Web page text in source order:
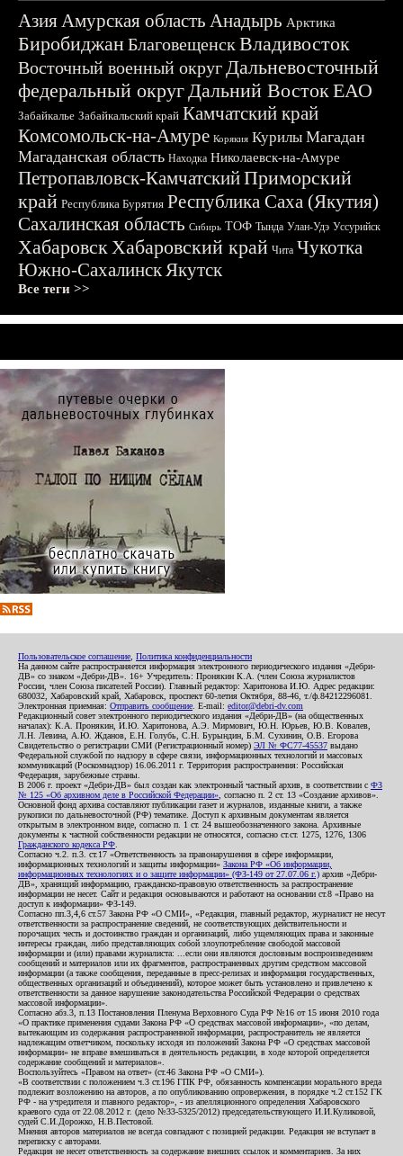
АзияАмурская область Анадырь Арктика
БиробиджанБлаговещенскВладивосток
Восточный военный округДальневосточный
федеральный округДальний ВостокЕАО
Забайкалье Забайкальский край Камчатский край
Комсомольск-на-Амуре Корякия Курилы Магадан
Магаданская область Находка Николаевск-на-Амуре
Петропавловск-КамчатскийПриморский
край Республика Бурятия Республика Саха (Якутия)
Сахалинская область Сибирь ТОФ Тында Улан-Удэ Уссурийск
ХабаровскХабаровский край Чита Чукотка
Южно-СахалинскЯкутск
Все теги >>
Пользовательское соглашение Политика конфиденциальности
На данном сайте распространяется информация электронного периодического издания «Дебри-
ДВ» со знаком «Дебри-ДВ». 16+ Учредитель: Пронякин К.А. (член Союза журналистов
России, член Союза писателей России). Главный редактор: Харитонова И.Ю. Адрес редакции:
680032, Хабаровский край, Хабаровск, проспект 60-летия Октября, 88-46, т./ф.84212296081.
Электронная приемная: Отправить сообщение . E-mail: editor@debri-dv.com
Редакционный совет электронного периодического издания «Дебри-ДВ» (на общественных
началах): К.А. Пронякин, И.Ю. Харитонова, А.Э. Мирмович, Ю.Н. Юрьев, Ю.В. Ковалев,
Л.Н. Левина, А.Ю. Жданов, Е.Н. Голубь, С.Н. Бурындин, Б.М. Сухинин, О.В. Егорова
Свидетельство о регистрации СМИ (Регистрационный номер) ЭЛ № ФС77-45537 выдано
Федеральной службой по надзору в сфере связи, информационных технологий и массовых
коммуникаций (Роскомнадзор) 16.06.2011 г. Территория распространения: Российская
Федерация, зарубежные страны.
В 2006 г. проект «Дебри-ДВ» был создан как электронный частный архив, в соответствии с ФЗ
№ 125 «Об архивном деле в Российской Федерации» , согласно п. 2 ст. 13 «Создание архивов».
Основной фонд архива составляют публикации газет и журналов, изданные книги, а также
рукописи по дальневосточной (РФ) тематике. Доступ к архивным документам является
открытым в электронном виде, согласно п. 1 ст. 24 вышеобозначенного закона. Архивные
документы к частной собственности редакции не относятся, согласно ст.ст. 1275, 1276, 1306
Гражданского кодекса РФ
Согласно ч.2. п.3. ст.17 «Ответственность за правонарушения в сфере информации,
информационных технологий и защиты информации» Закона РФ «Об информации,
информационных технологиях и о защите информации» (ФЗ-149 от 27.07.06 г.) архив «Дебри-
ДВ», хранящий информацию, гражданско-правовую ответственность за распространение
информации не несет. Сайт и редакция основываются и работают на основании ст.8 «Право на
доступ к информации» ФЗ-149.
Согласно пп.3,4,6 ст.57 Закона РФ «О СМИ», «Редакция, главный редактор, журналист не несут
ответственности за распространение сведений, не соответствующих действительности и
порочащих честь и достоинство граждан и организаций, либо ущемляющих права и законные
интересы граждан, либо представляющих собой злоупотребление свободой массовой
информации и (или) правами журналиста: ...если они являются дословным воспроизведением
сообщений и материалов или их фрагментов, распространенных другим средством массовой
информации (а также сообщения, переданные в пресс-релизах и информация государственных,
общественных организаций и объединений), которое может быть установлено и привлечено к
ответственности за данное нарушение законодательства Российской Федерации о средствах
массовой информации».
Согласно абз.3, п.13 Постановления Пленума Верховного Суда РФ №16 от 15 июня 2010 года
«О практике применения судами Закона РФ «О средствах массовой информации», «по делам,
вытекающим из содержания распространенной информации, распространитель не является
надлежащим ответчиком, поскольку исходя из положений Закона РФ «О средствах массовой
информации» не вправе вмешиваться в деятельность редакции, в ходе которой определяется
содержание сообщений и материалов».
Воспользуйтесь «Правом на ответ» (ст.46 Закона РФ «О СМИ»).
«В соответствии с положением ч.3 ст.196 ГПК РФ, обязанность компенсации морального вреда
подлежит возложению на авторов, а по опубликованию опровержения, в порядке ч.2 ст.152 ГК
РФ - на учредителя и главного редактор», - из апелляционного определения Хабаровского
краевого суда от 22.08.2012 г. (дело №33-5325/2012) председательствующего И.И.Куликовой,
судей С.И.Дорожко, Н.В.Пестовой.
Мнения авторов материалов не всегда совпадают с позицией редакции. Редакция не вступает в
переписку с авторами.
Редакция не несет ответственность за содержание внешних ссылок и комментариев. За них